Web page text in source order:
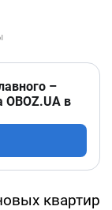
–
в
квартир